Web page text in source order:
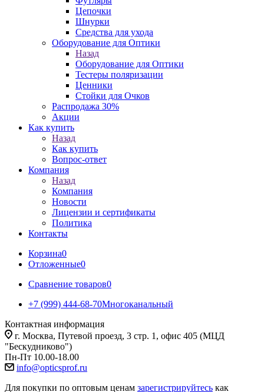
Цепочки
Шнурки
Средства для ухода
Оборудование для Оптики
Назад
Оборудование для Оптики
Тестеры поляризации
Ценники
Стойки для Очков
Распродажа 30%
Акции
Как купить
Назад
Как купить
Вопрос-ответ
Компания
Назад
Компания
Новости
Лицензии и сертификаты
Политика
Контакты
Корзина0
Отложенные0
Сравнение товаров0
+7 (999) 444-68-70Многоканальный
Контактная информация
г. Москва, Путевой проезд, 3 стр. 1, офис 405 (МЦД
"Бескудниково")
Пн-Пт 10.00-18.00
info@opticsprof.ru
Для покупки по оптовым ценам зарегистрируйтесь как